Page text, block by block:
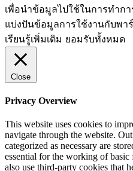
เพื่อนำข้อมูลไปใช้ในการทำก
แบ่งปันข้อมูลการใช้งานกับพา
เรียนรู้เพิ่มเติม ยอมรับทั้งหมด
Close
Privacy Overview
This website uses cookies to
navigate through the website.
categorized as necessary are
essential for the working of
also use third-party cookies that